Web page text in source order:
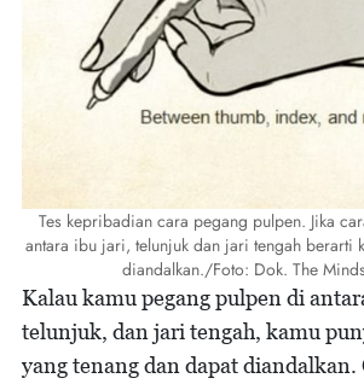
Tes kepribadian cara pegang pulpen. Jika
antara ibu jari, telunjuk dan jari tengah berarti
diandalkan./Foto: Dok. The
Kalau kamu pegang pulpen di
telunjuk, dan jari tengah, kamu
yang tenang dan dapat diandalkan.